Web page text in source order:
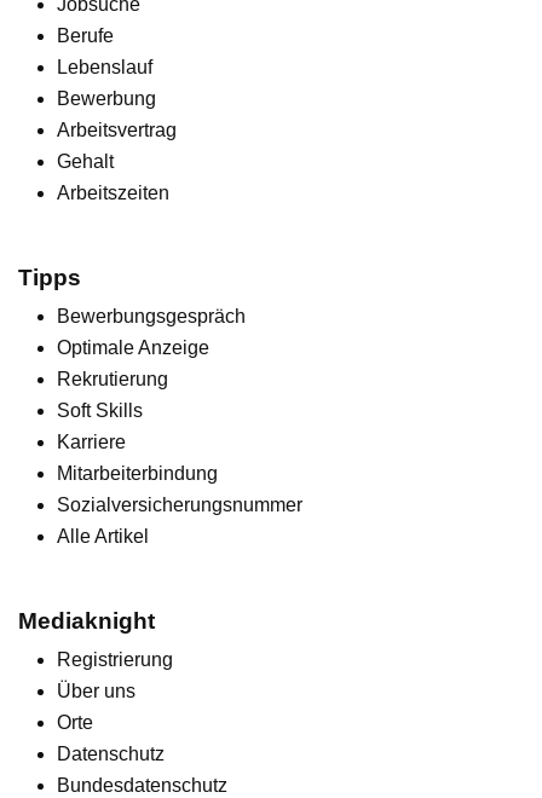
Berufe
Lebenslauf
Bewerbung
Arbeitsvertrag
Gehalt
Arbeitszeiten
Tipps
Bewerbungsgespräch
Optimale Anzeige
Rekrutierung
Soft Skills
Karriere
Mitarbeiterbindung
Sozialversicherungsnummer
Alle Artikel
Mediaknight
Registrierung
Über uns
Orte
Datenschutz
Bundesdatenschutz